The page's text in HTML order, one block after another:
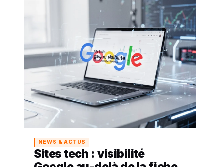
NEWS & ACTUS
Sites tech : visibilité